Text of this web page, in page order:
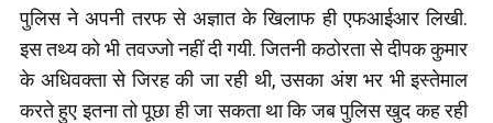
पुलिस ने अपनी तरफ से अज्ञात के खिलाफ ही एफआईआर लिखी.
इस तथ्य को भी तवज्जो नहीं दी गयी. जितनी कठोरता से दीपक कुमार
के अधिवक्ता से जिरह की जा रही थी, उसका अंश भर भी इस्तेमाल
करते हुए इतना तो पूछा ही जा सकता था कि जब पुलिस खुद कह रही